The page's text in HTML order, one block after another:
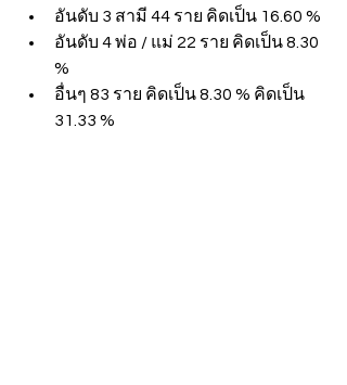
อันดับ 3 สามี 44 ราย คิดเป็น 16.60 %
อันดับ 4 พ่อ / แม่ 22 ราย คิดเป็น 8.30
%
อื่นๆ 83 ราย คิดเป็น 8.30 % คิดเป็น
31.33 %